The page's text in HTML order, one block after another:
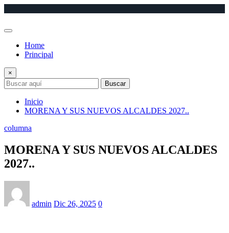
Home
Principal
×
Buscar
Inicio
MORENA Y SUS NUEVOS ALCALDES 2027..
columna
MORENA Y SUS NUEVOS ALCALDES
2027..
admin Dic 26, 2025 0